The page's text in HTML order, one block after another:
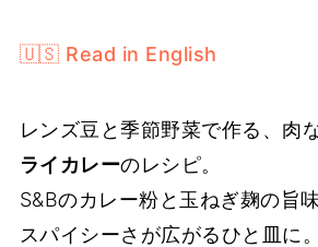
🇺🇸 Read in English
レンズ豆と季節野菜で作る、肉
ライカレーのレシピ。
S&Bのカレー粉と玉ねぎ麹の旨
スパイシーさが広がるひと皿に。